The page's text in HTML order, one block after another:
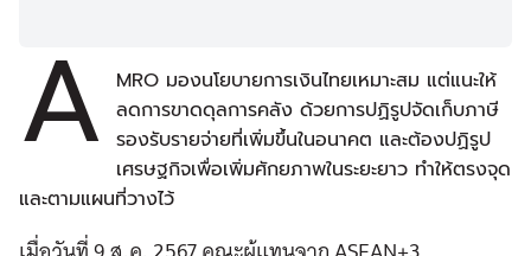
A
MRO มองนโยบายการเงินไทยเหมาะสม แต่แนะให้
ลดการขาดดุลการคลัง ด้วยการปฏิรูปจัดเก็บภาษี
รองรับรายจ่ายที่เพิ่มขึ้นในอนาคต และต้องปฏิรูป
เศรษฐกิจเพื่อเพิ่มศักยภาพในระยะยาว ทำให้ตรงจุด
และตามแผนที่วางไว้